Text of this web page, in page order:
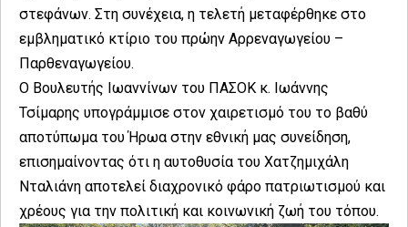
στεφάνων. Στη συνέχεια, η τελετή μεταφέρθηκε στο
εμβληματικό κτίριο του πρώην Αρρεναγωγείου –
Παρθεναγωγείου.
Ο Βουλευτής Ιωαννίνων του ΠΑΣΟΚ κ. Ιωάννης
Τσίμαρης υπογράμμισε στον χαιρετισμό του το βαθύ
αποτύπωμα του Ήρωα στην εθνική μας συνείδηση,
επισημαίνοντας ότι η αυτοθυσία του Χατζημιχάλη
Νταλιάνη αποτελεί διαχρονικό φάρο πατριωτισμού και
χρέους για την πολιτική και κοινωνική ζωή του τόπου.